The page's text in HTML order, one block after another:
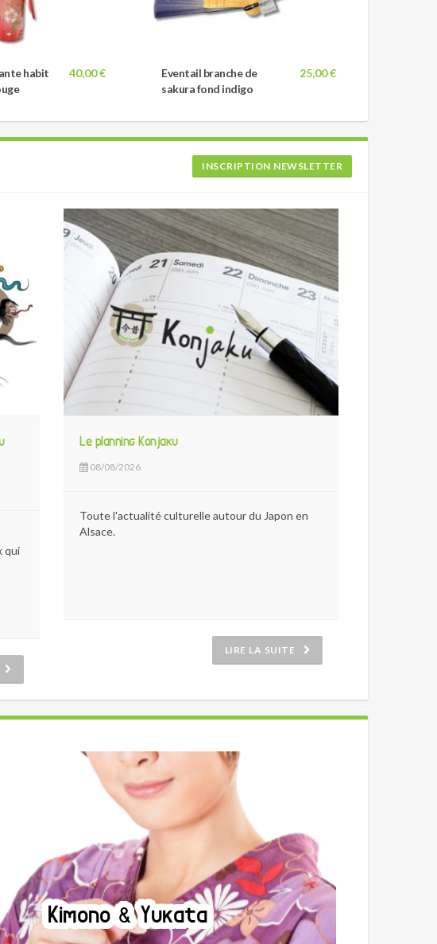
40,00 €
habit
25,00 €
Eventail branche de
sakura fond indigo
INSCRIPTION NEWSLETTER
qui
Le planning Konjaku
08/08/2026
Toute l'actualité culturelle autour du Japon en
Alsace.
LIRE LA SUITE
Kimono & Yukata